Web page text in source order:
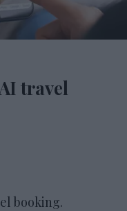
travel
booking.